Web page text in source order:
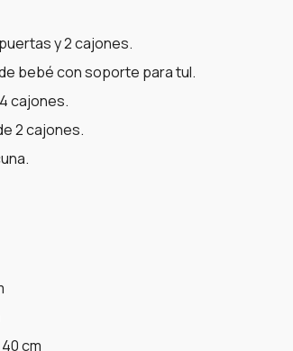
y 2 cajones.
bebé con soporte para tul.
cajones.
2 cajones.
cm